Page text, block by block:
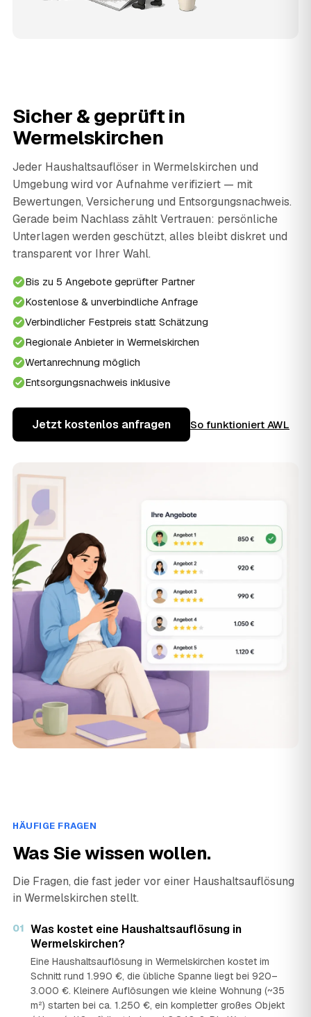
Sicher & geprüft in
Wermelskirchen
Jeder Haushaltsauflöser in Wermelskirchen und
Umgebung wird vor Aufnahme verifiziert — mit
Bewertungen, Versicherung und Entsorgungsnachweis.
Gerade beim Nachlass zählt Vertrauen: persönliche
Unterlagen werden geschützt, alles bleibt diskret und
transparent vor Ihrer Wahl.
Bis zu 5 Angebote geprüfter Partner
Kostenlose & unverbindliche Anfrage
Verbindlicher Festpreis statt Schätzung
Regionale Anbieter in Wermelskirchen
Wertanrechnung möglich
Entsorgungsnachweis inklusive
Jetzt kostenlos anfragen So funktioniert AWL
HÄUFIGE FRAGEN
Was Sie wissen wollen.
Die Fragen, die fast jeder vor einer Haushaltsauflösung
in Wermelskirchen stellt.
01 Was kostet eine Haushaltsauflösung in
Wermelskirchen?
Eine Haushaltsauflösung in Wermelskirchen kostet im
Schnitt rund 1.990 €, die übliche Spanne liegt bei 920–
3.000 €. Kleinere Auflösungen wie kleine Wohnung (~35
m²) starten bei ca. 1.250 €, ein kompletter großes Objekt